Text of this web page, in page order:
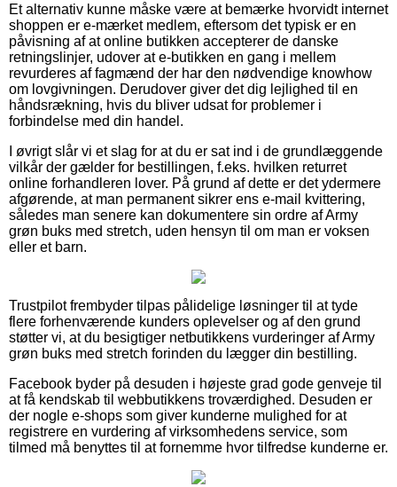
Et alternativ kunne måske være at bemærke hvorvidt internet
shoppen er e-mærket medlem, eftersom det typisk er en
påvisning af at online butikken accepterer de danske
retningslinjer, udover at e-butikken en gang i mellem
revurderes af fagmænd der har den nødvendige knowhow
om lovgivningen. Derudover giver det dig lejlighed til en
håndsrækning, hvis du bliver udsat for problemer i
forbindelse med din handel.
I øvrigt slår vi et slag for at du er sat ind i de grundlæggende
vilkår der gælder for bestillingen, f.eks. hvilken returret
online forhandleren lover. På grund af dette er det ydermere
afgørende, at man permanent sikrer ens e-mail kvittering,
således man senere kan dokumentere sin ordre af Army
grøn buks med stretch, uden hensyn til om man er voksen
eller et barn.
Trustpilot frembyder tilpas pålidelige løsninger til at tyde
flere forhenværende kunders oplevelser og af den grund
støtter vi, at du besigtiger netbutikkens vurderinger af Army
grøn buks med stretch forinden du lægger din bestilling.
Facebook byder på desuden i højeste grad gode genveje til
at få kendskab til webbutikkens troværdighed. Desuden er
der nogle e-shops som giver kunderne mulighed for at
registrere en vurdering af virksomhedens service, som
tilmed må benyttes til at fornemme hvor tilfredse kunderne er.